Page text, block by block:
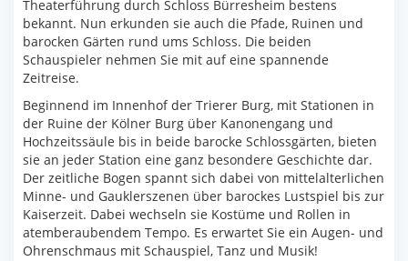
Theaterführung durch Schloss Bürresheim bestens
bekannt. Nun erkunden sie auch die Pfade, Ruinen und
barocken Gärten rund ums Schloss. Die beiden
Schauspieler nehmen Sie mit auf eine spannende
Zeitreise.
Beginnend im Innenhof der Trierer Burg, mit Stationen in
der Ruine der Kölner Burg über Kanonengang und
Hochzeitssäule bis in beide barocke Schlossgärten, bieten
sie an jeder Station eine ganz besondere Geschichte dar.
Der zeitliche Bogen spannt sich dabei von mittelalterlichen
Minne- und Gauklerszenen über barockes Lustspiel bis zur
Kaiserzeit. Dabei wechseln sie Kostüme und Rollen in
atemberaubendem Tempo. Es erwartet Sie ein Augen- und
Ohrenschmaus mit Schauspiel, Tanz und Musik!